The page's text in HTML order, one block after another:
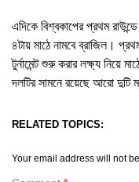
এদিকে বিশ্বকাপের প্রথম
৪টায় মাঠে নামবে ব্রাজিল।
টুর্নামেন্ট শুরু করার লক্ষ্য নিয়ে
দলটির সামনে রয়েছে আরো দুটি
RELATED TOPICS:
Your email address will not